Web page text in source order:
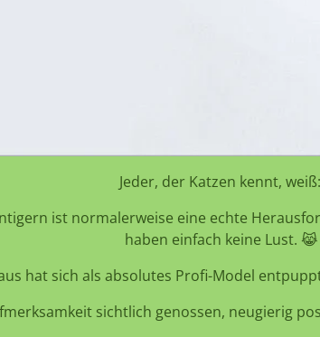
Jeder, der Katzen kennt, weiß:
ist normalerweise eine echte
haben einfach keine Lust. 😹
hat sich als absolutes Profi-Model
sichtlich genossen, neugierig